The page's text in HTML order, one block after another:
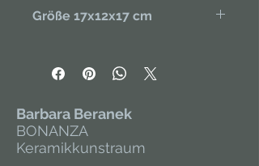
Größe 17x12x17 cm
handbemalt. Unikat.
Barbara Beranek
BONANZA
Keramikkunstraum